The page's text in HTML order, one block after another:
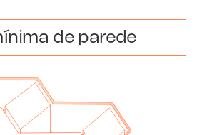
de parede